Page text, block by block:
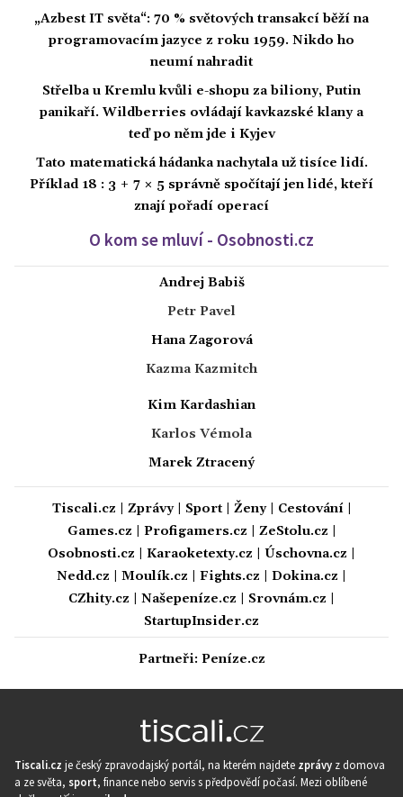
„Azbest IT světa“: 70 % světových transakcí běží na
programovacím jazyce z roku 1959. Nikdo ho
neumí nahradit
Střelba u Kremlu kvůli e-shopu za biliony, Putin
panikaří. Wildberries ovládají kavkazské klany a
teď po něm jde i Kyjev
Tato matematická hádanka nachytala už tisíce lidí.
Příklad 18 : 3 + 7 × 5 správně spočítají jen lidé, kteří
znají pořadí operací
O kom se mluví - Osobnosti.cz
Andrej Babiš
Petr Pavel
Hana Zagorová
Kazma Kazmitch
Kim Kardashian
Karlos Vémola
Marek Ztracený
Tiscali.cz Zprávy| Sport| Ženy| Cestování|
Games.cz
Profigamers.cz ZeStolu.cz
Osobnosti.cz
Karaoketexty.cz Úschovna.cz
Nedd.cz
Moulík.cz Fights.cz Dokina.cz
CZhity.cz
Našepeníze.cz Srovnám.cz
StartupInsider.cz
Partneři: Peníze.cz
Tiscali.cz je český zpravodajský portál, na kterém najdete zprávy z domova
a ze světa, sport, finance nebo servis s předpovědí počasí. Mezi oblíbené